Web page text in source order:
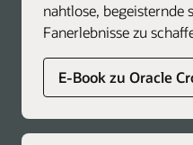
nahtlose, begeisternde
Fanerlebnisse zu
E-Book zu Oracle